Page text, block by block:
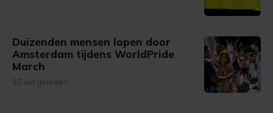
Duizenden mensen lopen door
Amsterdam tijdens WorldPride
March
15 uur geleden